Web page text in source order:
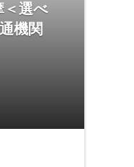
＜選べ
機関